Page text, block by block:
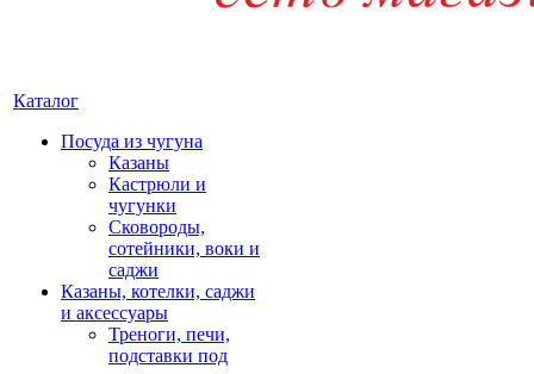
Каталог
Посуда из чугуна
Казаны
Кастрюли и
чугунки
Сковороды,
сотейники, воки и
саджи
Казаны, котелки, саджи
и аксессуары
Треноги, печи,
подставки под